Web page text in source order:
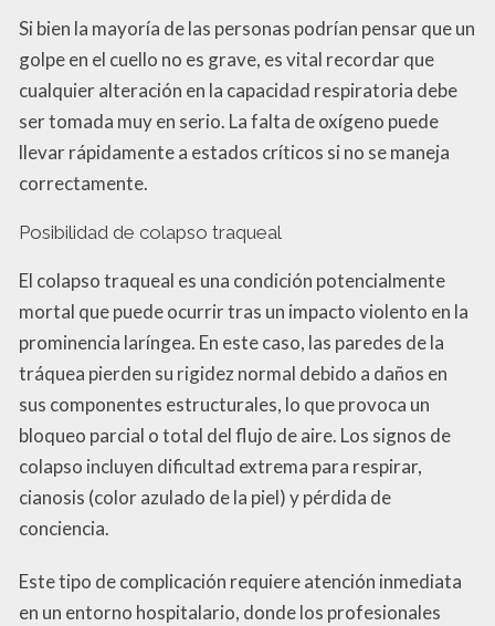
Si bien la mayoría de las personas podrían pensar que un
golpe en el cuello no es grave, es vital recordar que
cualquier alteración en la capacidad respiratoria debe
ser tomada muy en serio. La falta de oxígeno puede
llevar rápidamente a estados críticos si no se maneja
correctamente.
Posibilidad de colapso traqueal
El colapso traqueal es una condición potencialmente
mortal que puede ocurrir tras un impacto violento en la
prominencia laríngea. En este caso, las paredes de la
tráquea pierden su rigidez normal debido a daños en
sus componentes estructurales, lo que provoca un
bloqueo parcial o total del flujo de aire. Los signos de
colapso incluyen dificultad extrema para respirar,
cianosis (color azulado de la piel) y pérdida de
conciencia.
Este tipo de complicación requiere atención inmediata
en un entorno hospitalario, donde los profesionales